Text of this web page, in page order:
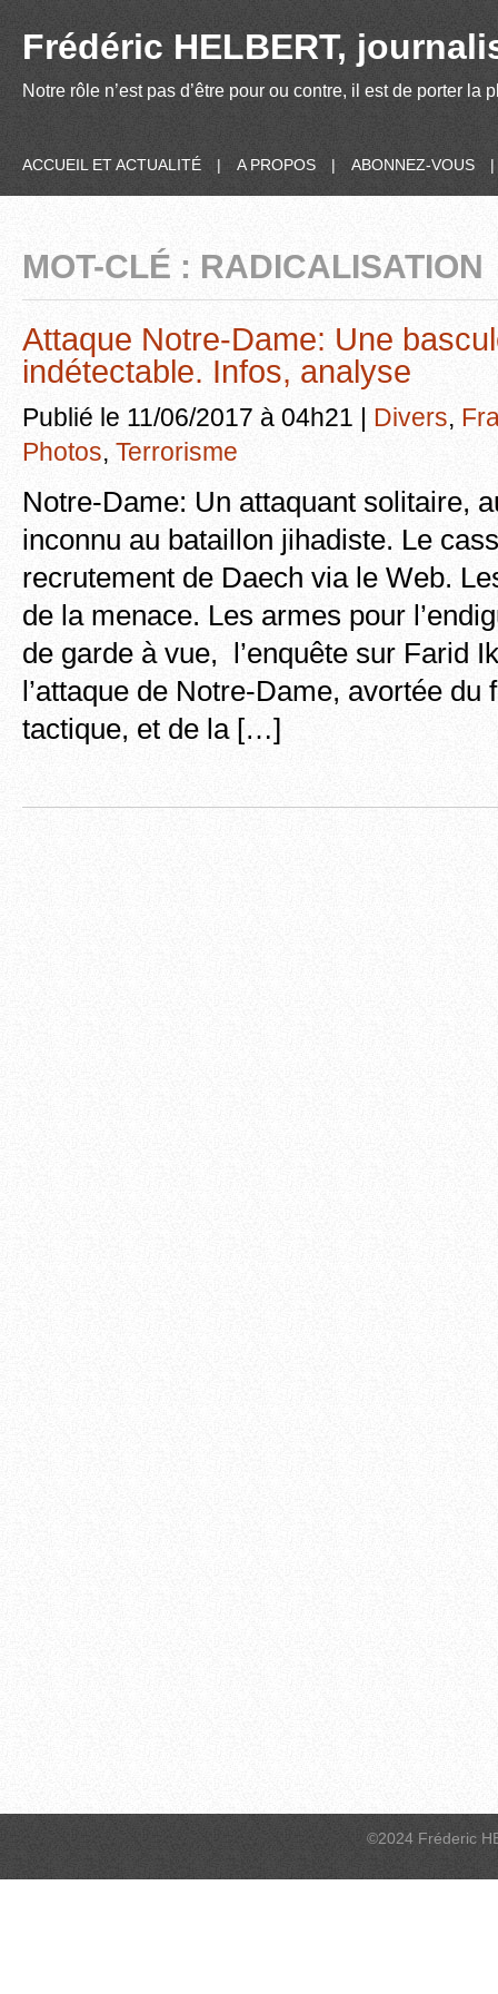
Frédéric HELBERT,
Notre rôle n’est pas d’être pour ou contre, il est de porter
ACCUEIL ET ACTUALITÉ | A PROPOS | ABONNEZ-VOUS |
MOT-CLÉ : RADICALISATION
Attaque Notre-Dame: Une
indétectable. Infos, analyse
Publié le 11/06/2017 à 04h21 | Divers,
Photos, Terrorisme
Notre-Dame: Un attaquant solitaire,
inconnu au bataillon jihadiste. Le
recrutement de Daech via le Web.
de la menace. Les armes pour
de garde à vue, l’enquête sur Farid
l’attaque de Notre-Dame, avortée du
tactique, et de la […]
©2024 Fréderic